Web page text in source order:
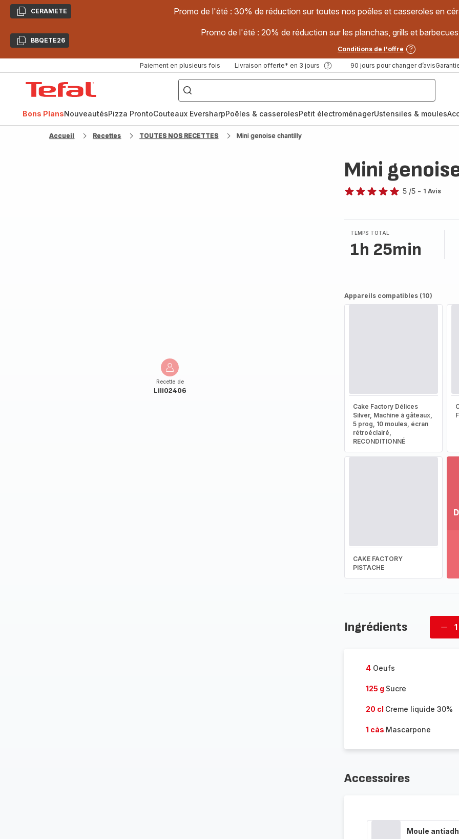
CopierCERAMETE Promo de l'été : 30% de réduction sur toutes nos poêles et casseroles en
CopierBBQETE26
Promo de l'été : 20% de réduction sur les planchas, grills et
Conditions de l'offre
Paiement en plusieurs fois Livraison offerte* en 3 jours 90 jours pour changer d’avis
["Poêles
inox,
Cake
Factory,
Bons PlansNouveautésPizza ProntoCouteaux EversharpPoêles & casserolesPetit électroménagerUstensiles & moules
Accueil Recettes TOUTES NOS RECETTES Mini genoise chantilly
Recette de
Lili02406
Mini
étoiles
(moyenne)
5 /5 - 1 Avis
TEMPS TOTAL
1h 25min
Appareils compatibles (10)
Cake Factory Délices
Silver, Machine à gâteaux,
5 prog, 10 moules, écran
rétroéclairé,
RECONDITIONNÉ
CAKE FACTORY
PISTACHE
Ingrédients
4Oeufs
125 g Sucre
20 cl Creme liquide 30%
1 càs Mascarpone
Accessoires
Moule